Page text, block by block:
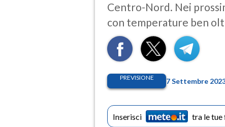
Centro-Nord. Nei
con temperature ben
PREVISIONE 7 Settembre
Inserisci tra le tue